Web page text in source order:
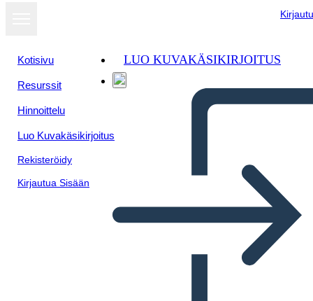
Kotisivu
Resurssit
Hinnoittelu
Luo Kuvakäsikirjoitus
Rekisteröidy
Kirjautua Sisään
LUO KUVAKÄSIKIRJOITUS